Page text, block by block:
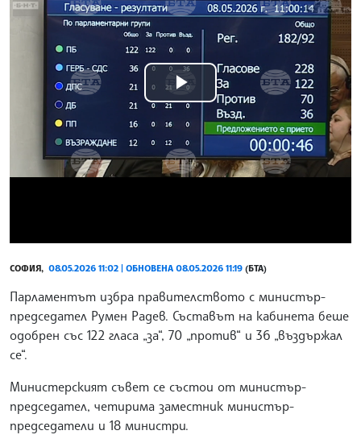
Play
Video
СОФИЯ, 08.05.2026 11:02 | ОБНОВЕНА 08.05.2026 11:19 (БТА)
Парламентът избра правителството с министър-
председател Румен Радев. Съставът на кабинета беше
одобрен със 122 гласа „за“, 70 „против“ и 36 „въздържал
се“.
Министерският съвет се състои от министър-
председател, четирима заместник министър-
председатели и 18 министри.